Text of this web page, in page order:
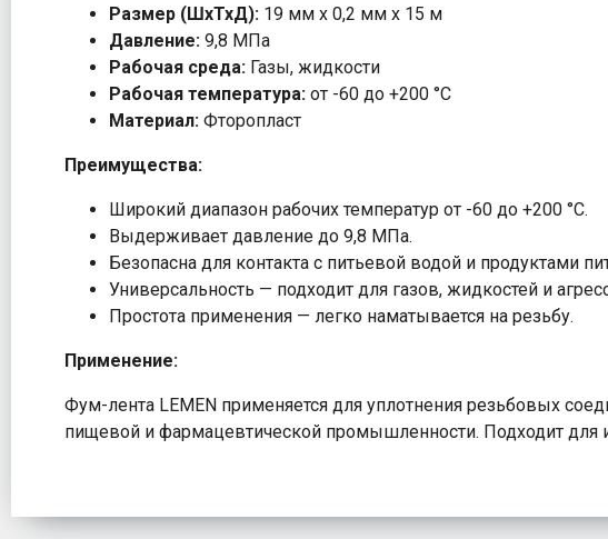
Размер (ШхТхД): 19 мм х 0,2 мм х 15 м
Давление: 9,8 МПа
Рабочая среда: Газы, жидкости
Рабочая температура: от -60 до +200 °С
Материал: Фторопласт
Преимущества:
Широкий диапазон рабочих температур от -60 до +200 °С.
Выдерживает давление до 9,8 МПа.
Безопасна для контакта с питьевой водой и продуктами
Универсальность — подходит для газов, жидкостей и
Простота применения — легко наматывается на резьбу.
Применение:
Фум-лента LEMEN применяется для уплотнения резьбовых
пищевой и фармацевтической промышленности. Подходит